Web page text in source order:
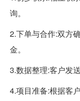
询。
2.下单与合作:双方
金。
3.数据整理:客户发
4.项目准备:根据客